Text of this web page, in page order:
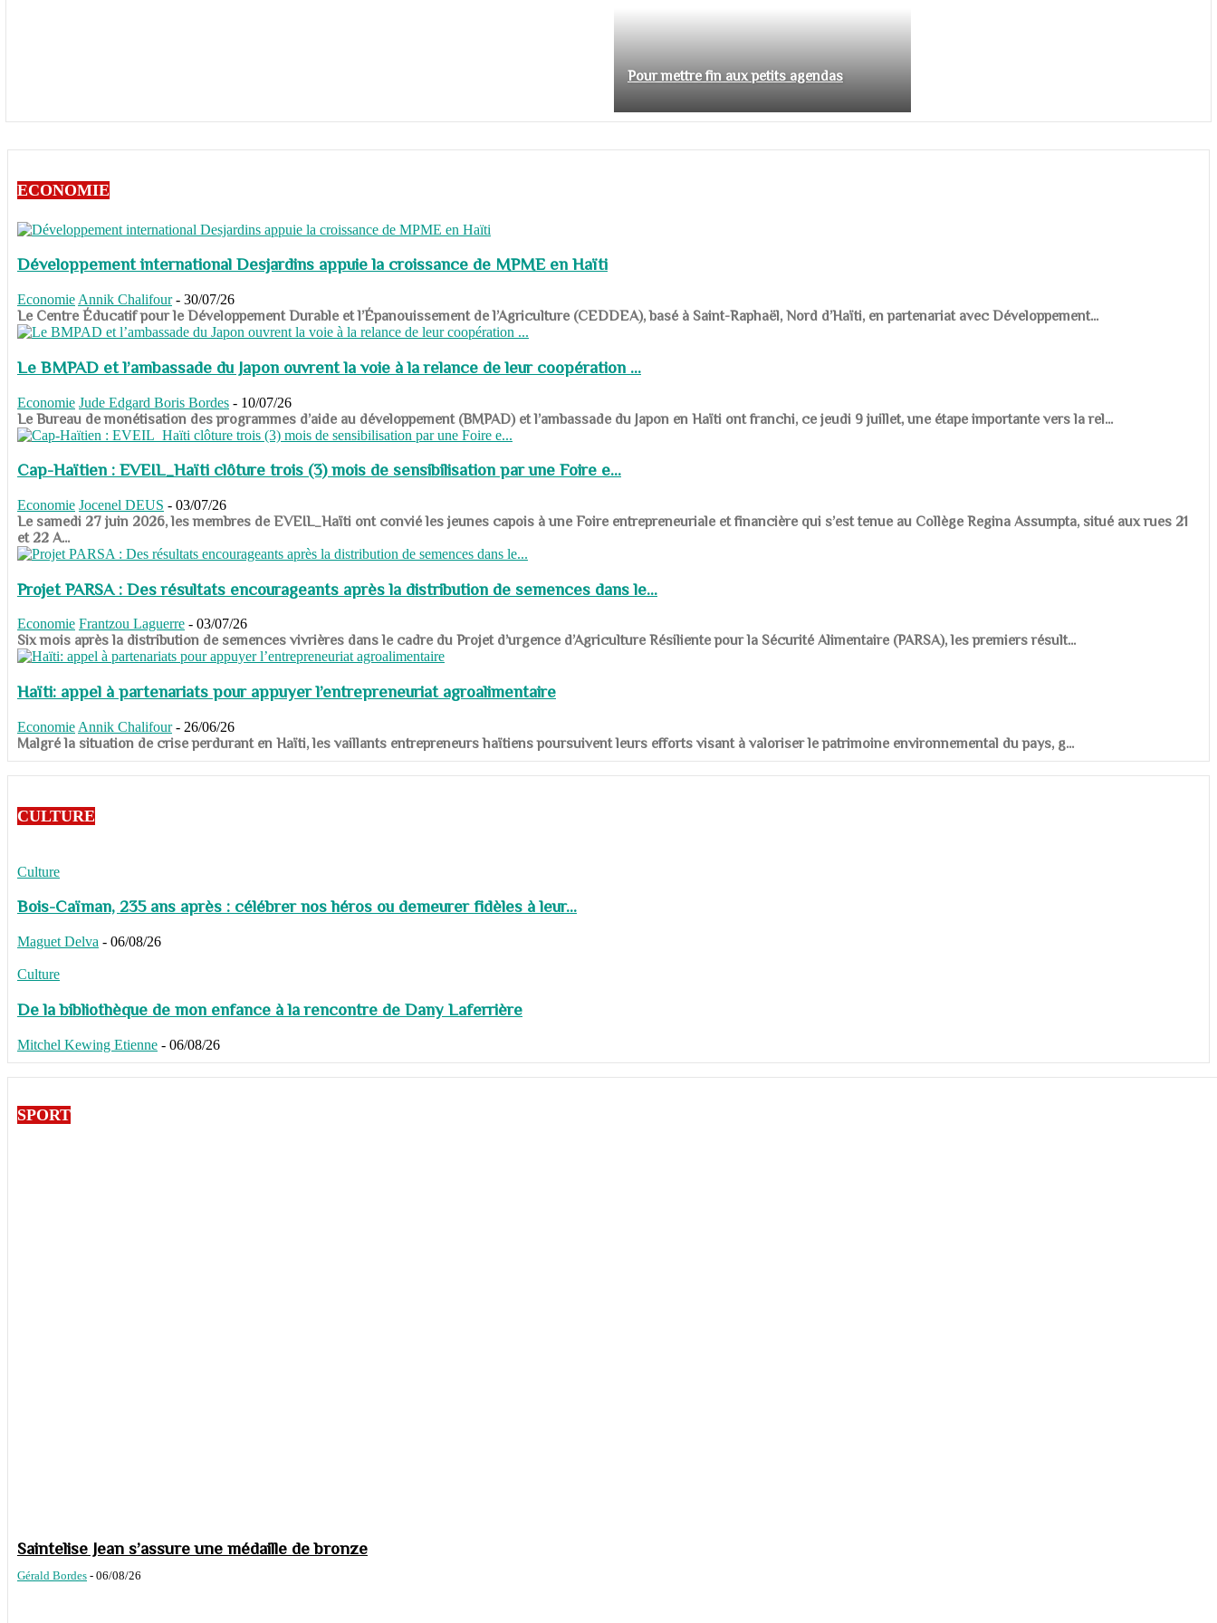
Pour mettre fin aux petits agendas
ECONOMIE
Développement international Desjardins appuie la croissance de MPME en Haïti
Economie Annik Chalifour - 30/07/26
​​​​​​​Le Centre Éducatif pour le Développement Durable et l’Épanouissement de l’Agriculture (CEDDEA), basé à Saint-Raphaël, Nord d’Haïti, en partenariat avec Développement...
Le BMPAD et l’ambassade du Japon ouvrent la voie à la relance de leur coopération ...
Economie Jude Edgard Boris Bordes - 10/07/26
​​​​​​​Le Bureau de monétisation des programmes d’aide au développement (BMPAD) et l’ambassade du Japon en Haïti ont franchi, ce jeudi 9 juillet, une étape importante vers la rel...
Cap-Haïtien : EVEIL_Haïti clôture trois (3) mois de sensibilisation par une Foire e...
Economie Jocenel DEUS - 03/07/26
Le samedi 27 juin 2026, les membres de EVEIL_Haïti ont convié les jeunes capois à une Foire entrepreneuriale et financière qui s’est tenue au Collège Regina Assumpta, situé aux rues 21
et 22 A...
Projet PARSA : Des résultats encourageants après la distribution de semences dans le...
Economie Frantzou Laguerre - 03/07/26
​​​​​​​Six mois après la distribution de semences vivrières dans le cadre du Projet d’urgence d’Agriculture Résiliente pour la Sécurité Alimentaire (PARSA), les premiers résult...
Haïti: appel à partenariats pour appuyer l’entrepreneuriat agroalimentaire
Economie Annik Chalifour - 26/06/26
​​​​​​​Malgré la situation de crise perdurant en Haïti, les vaillants entrepreneurs haïtiens poursuivent leurs efforts visant à valoriser le patrimoine environnemental du pays, g...
CULTURE
Culture
Bois-Caïman, 235 ans après : célébrer nos héros ou demeurer fidèles à leur...
Maguet Delva - 06/08/26
Culture
De la bibliothèque de mon enfance à la rencontre de Dany Laferrière
Mitchel Kewing Etienne - 06/08/26
SPORT
Saintelise Jean s’assure une médaille de bronze
Gérald Bordes - 06/08/26